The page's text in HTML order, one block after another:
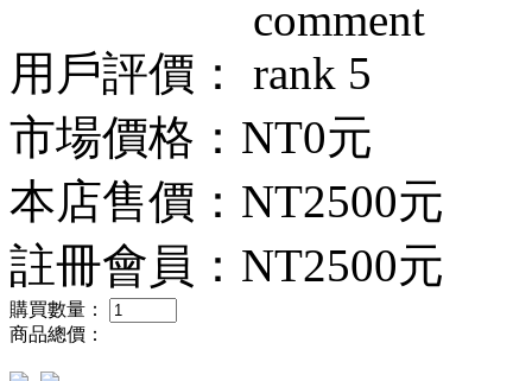
用戶評價：
市場價格： NT0元
本店售價： NT2500元
註冊會員： NT2500元
購買數量：
商品總價：